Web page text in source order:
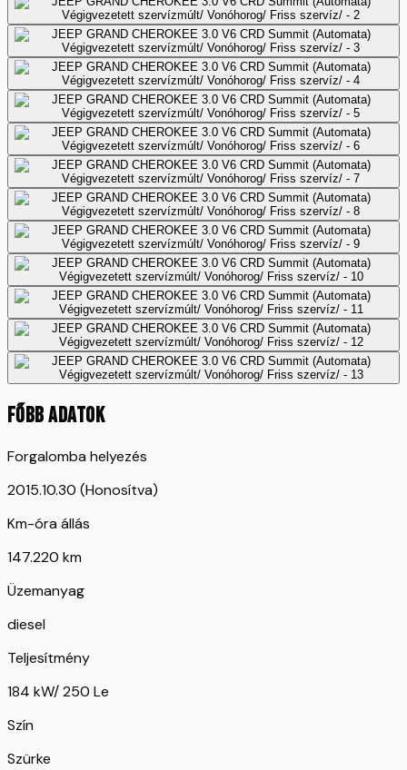
FŐBB ADATOK
Forgalomba helyezés
2015.10.30 (Honosítva)
Km-óra állás
147.220 km
Üzemanyag
diesel
Teljesítmény
184 kW/ 250 Le
Szín
Szürke